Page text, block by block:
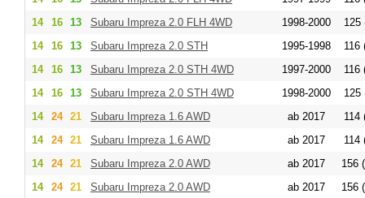
14
16 13 Subaru Impreza 2.0 FLH 4WD 1998-2000
125
14
16 13 Subaru Impreza 2.0 STH 1995-1998
116
14
16 13 Subaru Impreza 2.0 STH 4WD 1997-2000
116
14
16 13 Subaru Impreza 2.0 STH 4WD 1998-2000
125
14
24 21 Subaru Impreza 1.6 AWD ab 2017
114
14
24 21 Subaru Impreza 1.6 AWD ab 2017
114
14
24 21 Subaru Impreza 2.0 AWD ab 2017
156
14
24 21 Subaru Impreza 2.0 AWD ab 2017
156